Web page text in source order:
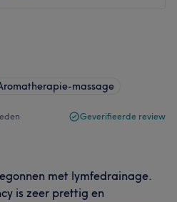
massage
Geverifieerde review
met lymfedrainage.
is zeer prettig en